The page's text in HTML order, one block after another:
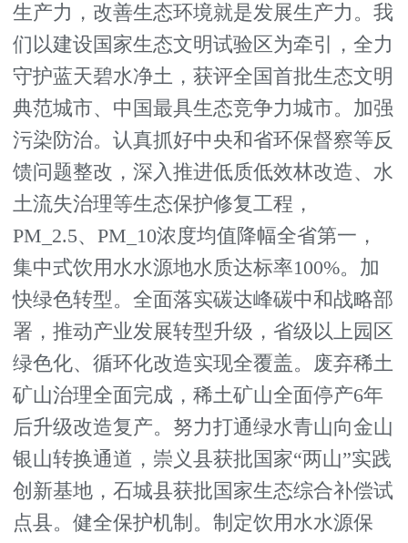
生产力，改善生态环境就是发展生产力。我
们以建设国家生态文明试验区为牵引，全力
守护蓝天碧水净土，获评全国首批生态文明
典范城市、中国最具生态竞争力城市。加强
污染防治。认真抓好中央和省环保督察等反
馈问题整改，深入推进低质低效林改造、水
土流失治理等生态保护修复工程，
PM_2.5、PM_10浓度均值降幅全省第一，
集中式饮用水水源地水质达标率100%。加
快绿色转型。全面落实碳达峰碳中和战略部
署，推动产业发展转型升级，省级以上园区
绿色化、循环化改造实现全覆盖。废弃稀土
矿山治理全面完成，稀土矿山全面停产6年
后升级改造复产。努力打通绿水青山向金山
银山转换通道，崇义县获批国家“两山”实践
创新基地，石城县获批国家生态综合补偿试
点县。健全保护机制。制定饮用水水源保